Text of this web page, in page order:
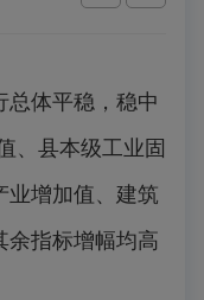
体平稳，稳中
、县本级工业固
业增加值、建筑
余指标增幅均高